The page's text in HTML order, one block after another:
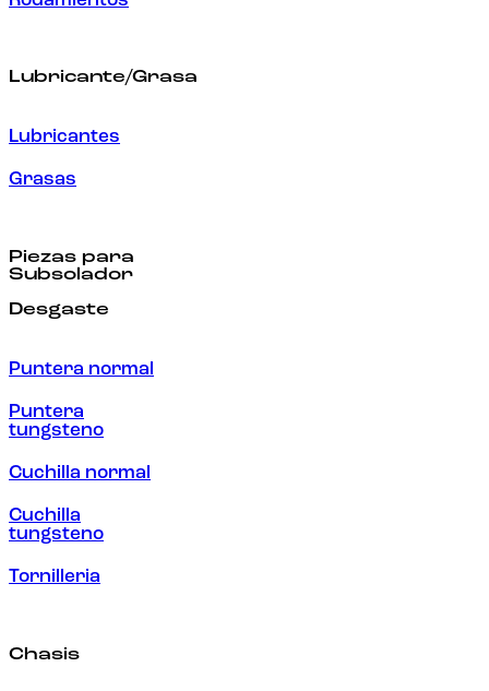
Lubricante/Grasa
Lubricantes
Grasas
Piezas para
Subsolador
Desgaste
Puntera normal
Puntera
tungsteno
Cuchilla normal
Cuchilla
tungsteno
Tornilleria
Chasis